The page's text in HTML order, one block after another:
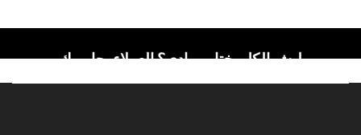
ليش الكل يختار رمادي؟ العملاء يجاوبوك